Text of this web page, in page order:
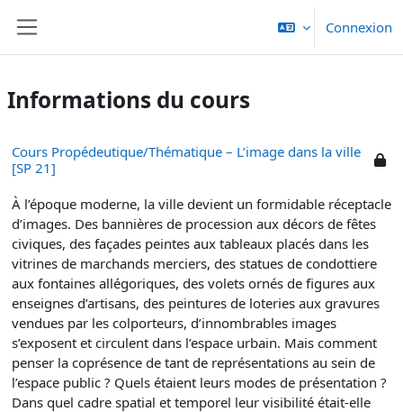
Connexion
Informations du cours
Cours Propédeutique/Thématique – L’image dans la ville
[SP 21]
À l’époque moderne, la ville devient un formidable réceptacle
d’images. Des bannières de procession aux décors de fêtes
civiques, des façades peintes aux tableaux placés dans les
vitrines de marchands merciers, des statues de condottiere
aux fontaines allégoriques, des volets ornés de figures aux
enseignes d’artisans, des peintures de loteries aux gravures
vendues par les colporteurs, d’innombrables images
s’exposent et circulent dans l’espace urbain. Mais comment
penser la coprésence de tant de représentations au sein de
l’espace public ? Quels étaient leurs modes de présentation ?
Dans quel cadre spatial et temporel leur visibilité était-elle